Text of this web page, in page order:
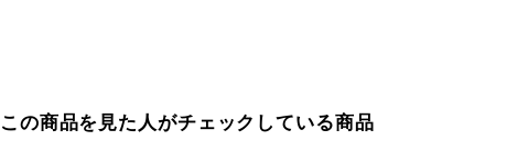
この商品を見た人がチェックしている商品